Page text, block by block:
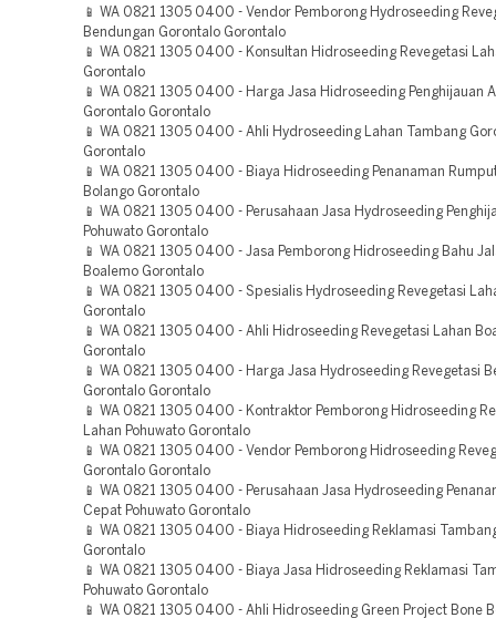
📱 WA 0821 1305 0400 - Vendor Pemborong Hydroseeding
Bendungan Gorontalo Gorontalo
📱 WA 0821 1305 0400 - Konsultan Hidroseeding Revegetasi
Gorontalo
📱 WA 0821 1305 0400 - Harga Jasa Hidroseeding Penghijauan
Gorontalo Gorontalo
📱 WA 0821 1305 0400 - Ahli Hydroseeding Lahan Tambang
Gorontalo
📱 WA 0821 1305 0400 - Biaya Hidroseeding Penanaman
Bolango Gorontalo
📱 WA 0821 1305 0400 - Perusahaan Jasa Hydroseeding
Pohuwato Gorontalo
📱 WA 0821 1305 0400 - Jasa Pemborong Hidroseeding Bahu
Boalemo Gorontalo
📱 WA 0821 1305 0400 - Spesialis Hydroseeding Revegetasi
Gorontalo
📱 WA 0821 1305 0400 - Ahli Hidroseeding Revegetasi Lahan
Gorontalo
📱 WA 0821 1305 0400 - Harga Jasa Hydroseeding Revegetasi
Gorontalo Gorontalo
📱 WA 0821 1305 0400 - Kontraktor Pemborong Hidroseeding
Lahan Pohuwato Gorontalo
📱 WA 0821 1305 0400 - Vendor Pemborong Hidroseeding
Gorontalo Gorontalo
📱 WA 0821 1305 0400 - Perusahaan Jasa Hydroseeding
Cepat Pohuwato Gorontalo
📱 WA 0821 1305 0400 - Biaya Hidroseeding Reklamasi
Gorontalo
📱 WA 0821 1305 0400 - Biaya Jasa Hidroseeding Reklamasi
Pohuwato Gorontalo
📱 WA 0821 1305 0400 - Ahli Hidroseeding Green Project Bone